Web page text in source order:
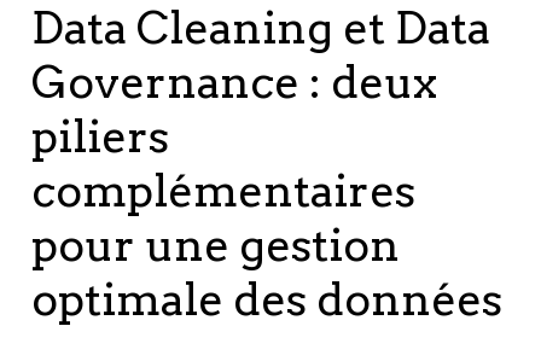
Data Cleaning et Data
Governance : deux
piliers
complémentaires
pour une gestion
optimale des données